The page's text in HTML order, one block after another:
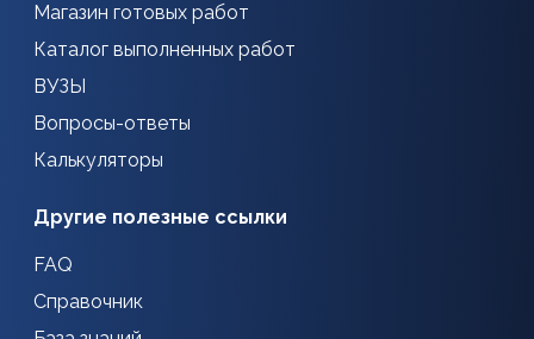
Магазин готовых работ
Каталог выполненных работ
ВУЗЫ
Вопросы-ответы
Калькуляторы
Другие полезные ссылки
FAQ
Справочник